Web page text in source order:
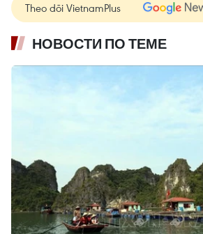
Theo dõi VietnamPlus
НОВОСТИ ПО ТЕМЕ